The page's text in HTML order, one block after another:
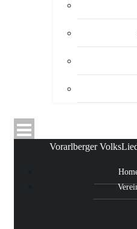
Vorarlberger